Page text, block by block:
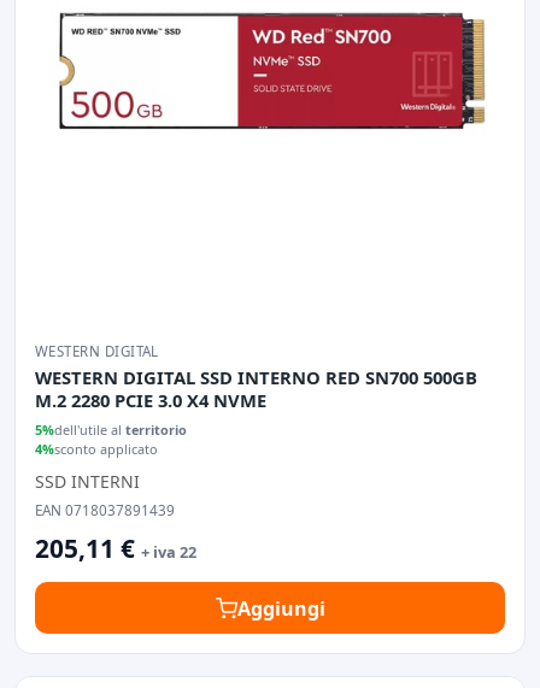
WESTERN DIGITAL
WESTERN DIGITAL SSD INTERNO RED SN700 500GB
M.2 2280 PCIE 3.0 X4 NVME
5%dell'utile al territorio
4%sconto applicato
SSD INTERNI
EAN 0718037891439
205,11 € + iva 22
Aggiungi